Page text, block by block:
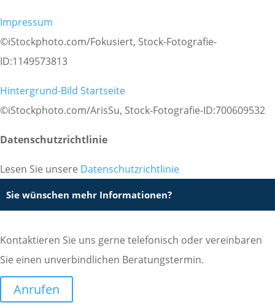
Impressum
©iStockphoto.com/Fokusiert, Stock-Fotografie-
ID:1149573813
Hintergrund-Bild Startseite
©iStockphoto.com/ArisSu, Stock-Fotografie-ID:700609532
Datenschutzrichtlinie
Lesen Sie unsere Datenschutzrichtlinie
Sie wünschen mehr Informationen?
Kontaktieren Sie uns gerne telefonisch oder vereinbaren
Sie einen unverbindlichen Beratungstermin.
Anrufen